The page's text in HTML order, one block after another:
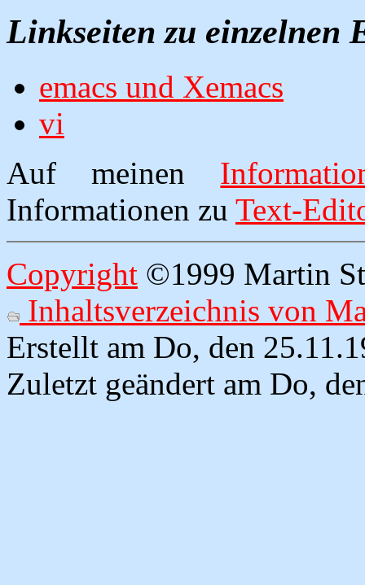
Linkseiten zu einzelnen
emacs und Xemacs
vi
Auf meinen
Informationen zu Text-
Copyright ©1999 Martin
Inhaltsverzeichnis von
Erstellt am Do, den
Zuletzt geändert am Do,